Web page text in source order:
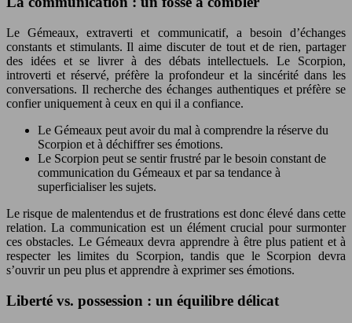
Le Gémeaux, extraverti et communicatif, a besoin d’échanges
constants et stimulants. Il aime discuter de tout et de rien, partager
des idées et se livrer à des débats intellectuels. Le Scorpion,
introverti et réservé, préfère la profondeur et la sincérité dans les
conversations. Il recherche des échanges authentiques et préfère se
confier uniquement à ceux en qui il a confiance.
Le Gémeaux peut avoir du mal à comprendre la réserve du
Scorpion et à déchiffrer ses émotions.
Le Scorpion peut se sentir frustré par le besoin constant de
communication du Gémeaux et par sa tendance à
superficialiser les sujets.
Le risque de malentendus et de frustrations est donc élevé dans cette
relation. La communication est un élément crucial pour surmonter
ces obstacles. Le Gémeaux devra apprendre à être plus patient et à
respecter les limites du Scorpion, tandis que le Scorpion devra
s’ouvrir un peu plus et apprendre à exprimer ses émotions.
Liberté vs. possession : un équilibre délicat